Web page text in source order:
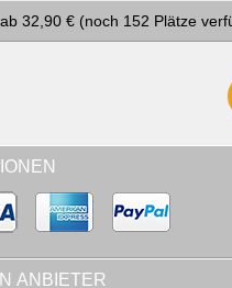
32,90 € (noch 152 Plätze
ANBIETER